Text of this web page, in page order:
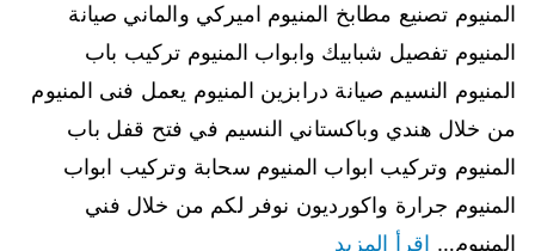
المنيوم تصنيع مطابخ المنيوم اميركي والماني صيانة
المنيوم تفصيل شبابيك وابواب المنيوم تركيب باب
المنيوم النسيم صيانة درابزين المنيوم يعمل فنى المنيوم
من خلال هندي وباكستاني النسيم في فتح قفل باب
المنيوم وتركيب ابواب المنيوم سحابة وتركيب ابواب
المنيوم جرارة واكورديون نوفر لكم من خلال فني
المنيوم… اقرأ المزيد